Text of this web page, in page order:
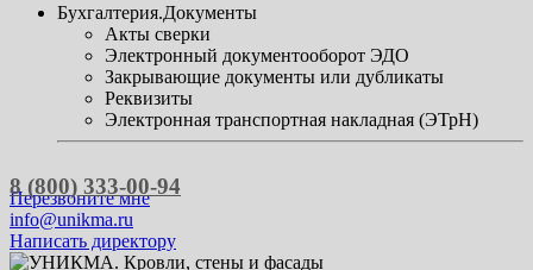
Бухгалтерия.Документы
Акты сверки
Электронный документооборот ЭДО
Закрывающие документы или дубликаты
Реквизиты
Электронная транспортная накладная (ЭТрН)
8 (800) 333-00-94
Перезвоните мне
info@unikma.ru
Написать директору